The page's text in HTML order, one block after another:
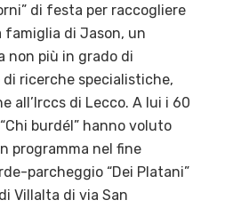
di festa per raccogliere
di Jason, un
non più in grado di
ricerche specialistiche,
all’Irccs di Lecco. A lui i 60
burdél” hanno voluto
programma nel fine
parcheggio “Dei Platani”
Villalta di via San